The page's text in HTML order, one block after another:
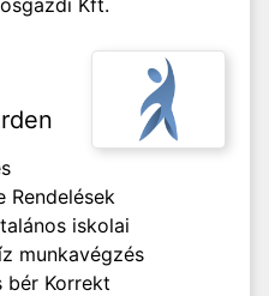
Kft.
Rendelések
iskolai
munkavégzés
bér Korrekt